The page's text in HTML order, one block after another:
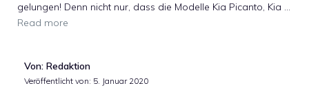
gelungen! Denn nicht nur, dass die Modelle Kia Picanto, Kia …
Read more
Von: Redaktion
Veröffentlicht von: 5. Januar 2020